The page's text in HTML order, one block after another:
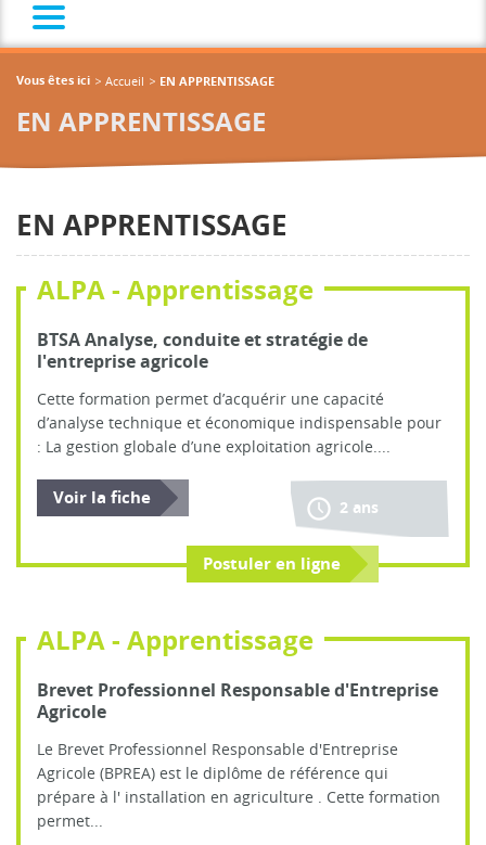
Vous êtes ici Accueil EN APPRENTISSAGE
EN APPRENTISSAGE
EN APPRENTISSAGE
ALPA - Apprentissage
BTSA Analyse, conduite et stratégie de
l'entreprise agricole
Cette formation permet d’acquérir une capacité
d’analyse technique et économique indispensable pour
: La gestion globale d’une exploitation agricole....
Voir la fiche
Postuler en ligne
2 ans
ALPA - Apprentissage
Brevet Professionnel Responsable d'Entreprise
Agricole
Le Brevet Professionnel Responsable d'Entreprise
Agricole (BPREA) est le diplôme de référence qui
prépare à l' installation en agriculture . Cette formation
permet...